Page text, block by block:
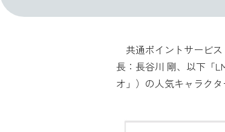
共通ポイントサービ
長：長谷川 剛、以下「
オ」）の人気キャラク